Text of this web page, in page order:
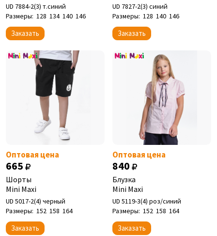
UD 7884-2(3) т.синий
Размеры: 128 134 140 146
Заказать
UD 7827-2(3) синий
Размеры: 128 140 146
Заказать
Оптовая цена
665
Шорты
Mini Maxi
UD 5017-2(4) черный
Размеры: 152 158 164
Заказать
Оптовая цена
840
Блузка
Mini Maxi
UD 5119-3(4) роз/синий
Размеры: 152 158 164
Заказать